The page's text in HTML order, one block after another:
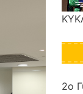
2o